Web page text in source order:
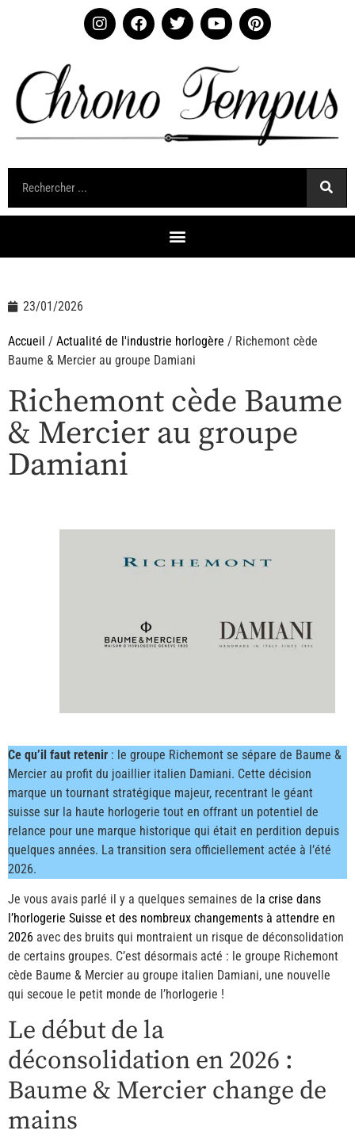
23/01/2026
Accueil / Actualité de l'industrie horlogère / Richemont cède
Baume & Mercier au groupe Damiani
Richemont cède Baume
& Mercier au groupe
Damiani
Ce qu’il faut retenir : le groupe Richemont se sépare de Baume &
Mercier au profit du joaillier italien Damiani. Cette décision
marque un tournant stratégique majeur, recentrant le géant
suisse sur la haute horlogerie tout en offrant un potentiel de
relance pour une marque historique qui était en perdition depuis
quelques années. La transition sera officiellement actée à l’été
2026.
Je vous avais parlé il y a quelques semaines de la crise dans
l’horlogerie Suisse et des nombreux changements à attendre en
2026 avec des bruits qui montraient un risque de déconsolidation
de certains groupes. C’est désormais acté : le groupe Richemont
cède Baume & Mercier au groupe italien Damiani, une nouvelle
qui secoue le petit monde de l’horlogerie !
Le début de la
déconsolidation en 2026 :
Baume & Mercier change de
mains